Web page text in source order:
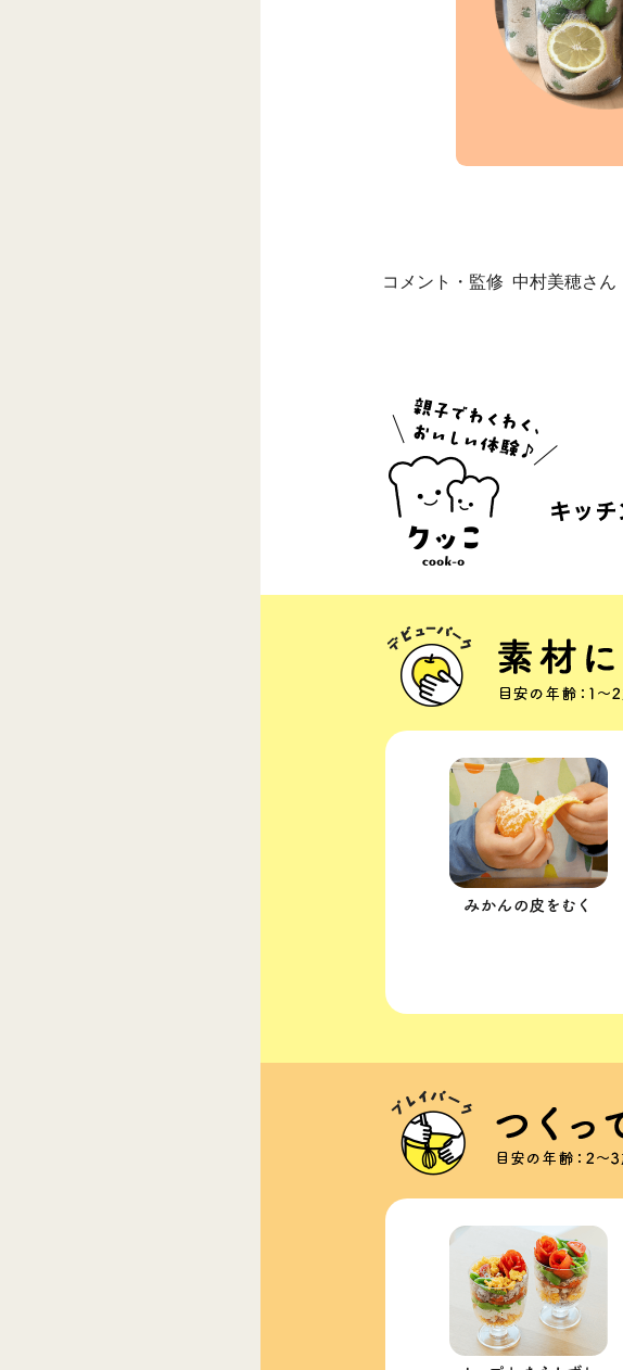
コメント・監修 中村美穂さん